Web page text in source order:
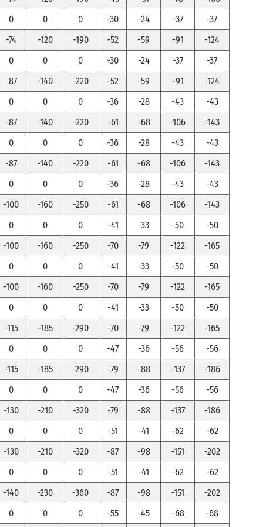
0
0 0 -30 -24 -37
-37
-74
-120 -190 -52 -59 -91
-124
0
0 0 -30 -24 -37
-37
-87
-140 -220 -52 -59 -91
-124
0
0 0 -36 -28 -43
-43
-87
-140 -220 -61 -68 -106
-143
0
0 0 -36 -28 -43
-43
-87
-140 -220 -61 -68 -106
-143
0
0 0 -36 -28 -43
-43
-100
-160 -250 -61 -68 -106
-143
0
0 0 -41 -33 -50
-50
-100
-160 -250 -70 -79 -122
-165
0
0 0 -41 -33 -50
-50
-100
-160 -250 -70 -79 -122
-165
0
0 0 -41 -33 -50
-50
-115
-185 -290 -70 -79 -122
-165
0
0 0 -47 -36 -56
-56
-115
-185 -290 -79 -88 -137
-186
0
0 0 -47 -36 -56
-56
-130
-210 -320 -79 -88 -137
-186
0
0 0 -51 -41 -62
-62
-130
-210 -320 -87 -98 -151
-202
0
0 0 -51 -41 -62
-62
-140
-230 -360 -87 -98 -151
-202
0
0 0 -55 -45 -68 -68